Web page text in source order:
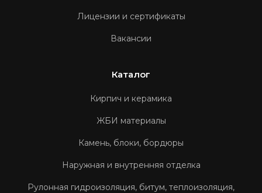
Лицензии и сертификаты
Вакансии
Каталог
Кирпич и керамика
ЖБИ материалы
Камень, блоки, бордюры
Наружная и внутренняя отделка
Рулонная гидроизоляция, битум, теплоизоляция,